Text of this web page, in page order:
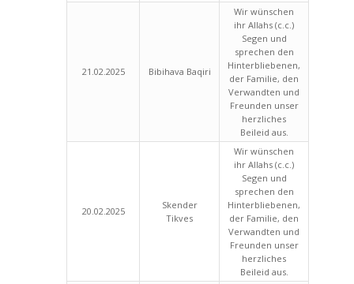
21.02.2025 Bibihava Baqiri
Wir wünschen
ihr Allahs (c.c.)
Segen und
sprechen den
Hinterbliebenen,
der Familie, den
Verwandten und
Freunden unser
herzliches
Beileid aus.
20.02.2025
Skender
Tikves
Wir wünschen
ihr Allahs (c.c.)
Segen und
sprechen den
Hinterbliebenen,
der Familie, den
Verwandten und
Freunden unser
herzliches
Beileid aus.